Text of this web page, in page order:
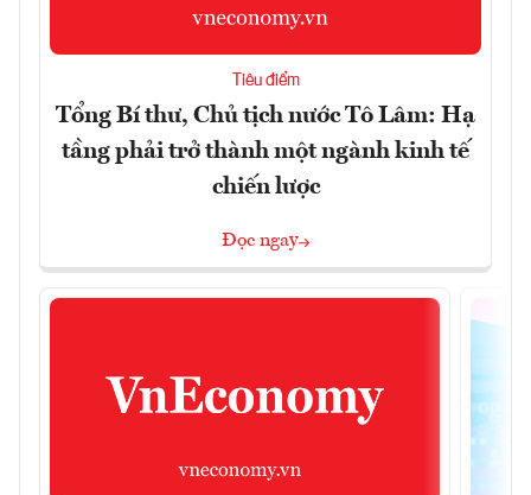
Tiêu điểm
Tổng Bí thư, Chủ tịch nước Tô Lâm: Hạ
tầng phải trở thành một ngành kinh tế
chiến lược
Đọc ngay